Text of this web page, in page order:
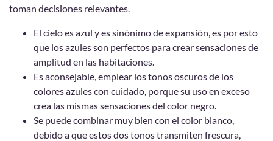
toman decisiones relevantes.
El cielo es azul y es sinónimo de expansión, es por esto
que los azules son perfectos para crear sensaciones de
amplitud en las habitaciones.
Es aconsejable, emplear los tonos oscuros de los
colores azules con cuidado, porque su uso en exceso
crea las mismas sensaciones del color negro.
Se puede combinar muy bien con el color blanco,
debido a que estos dos tonos transmiten frescura,